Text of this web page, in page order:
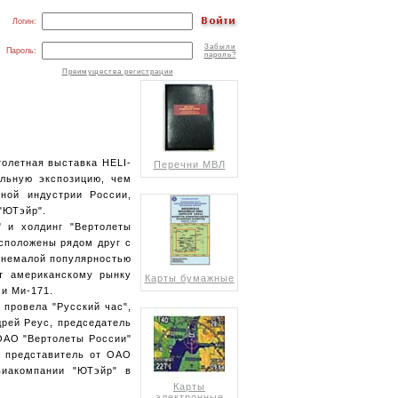
Логин:
Пароль:
Забыли
пароль?
Преимущества регистрации
выставка HELI-
экспозицию, чем
индустрии России,
холдинг "Вертолеты
рядом друг с
популярностью
американскому рынку
Ми-171.
"Русский час",
Реус, председатель
"Вертолеты России"
от ОАО
"ЮТэйр" в
Перечни МВЛ
Карты бумажные
Карты